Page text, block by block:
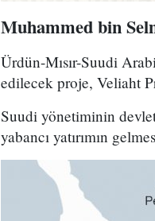
Muhammed bin
Ürdün-Mısır-Suudi
edilecek proje, Veliaht
Suudi yönetiminin
yabancı yatırımın